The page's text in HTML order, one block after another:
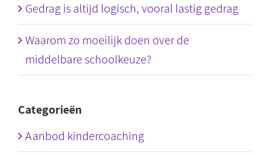
Gedrag is altijd logisch, vooral lastig gedrag
Waarom zo moeilijk doen over de
middelbare schoolkeuze?
Categorieën
Aanbod kindercoaching